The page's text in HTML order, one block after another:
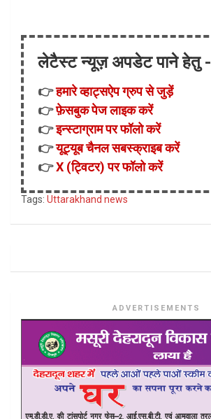
लेटैस्ट न्यूज़ अपडेट पाने हेतु -
👉हमारे व्हाट्सऐप ग्रुप से जुड़ें
👉फ़ेसबुक पेज लाइक करें
👉इन्स्टाग्राम पर फॉलो करें
👉यूट्यूब चैनल सबस्क्राइब करें
👉X (ट्विटर) पर फॉलो करें
Tags: Uttarakhand news
ADVERTISEMENTS